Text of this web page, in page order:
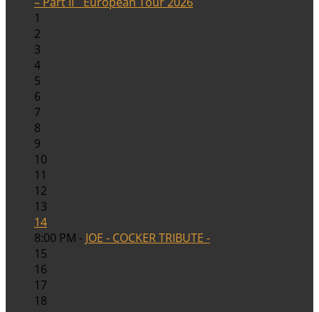
1
2
3
4
5
6
7
8
9
10
11
12
13
14
8:00 PM - JOE - COCKER TRIBUTE -
15
16
17
18